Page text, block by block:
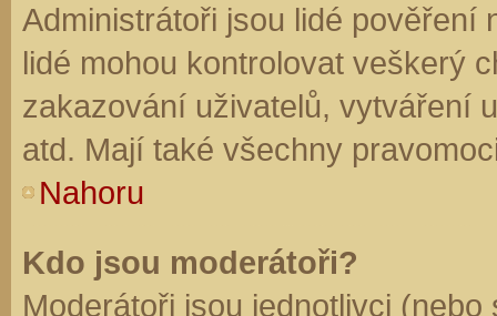
Administrátoři jsou lidé pověření
lidé mohou kontrolovat veškerý
zakazování uživatelů, vytváření
atd. Mají také všechny
Nahoru
Kdo jsou moderátoři?
Moderátoři jsou jednotlivci